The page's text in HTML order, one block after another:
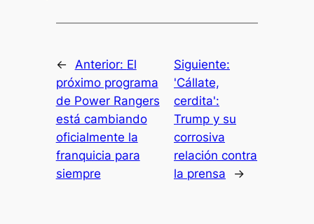
← Anterior: El
próximo programa
de Power Rangers
está cambiando
oficialmente la
franquicia para
siempre
Siguiente:
'Cállate,
cerdita':
Trump y su
corrosiva
relación contra
la prensa
→